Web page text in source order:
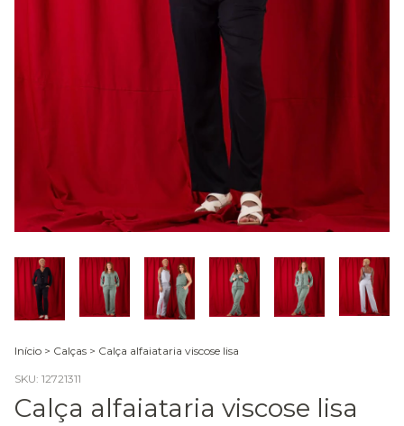
Início > Calças > Calça alfaiataria viscose lisa
SKU: 12721311
Calça alfaiataria viscose lisa